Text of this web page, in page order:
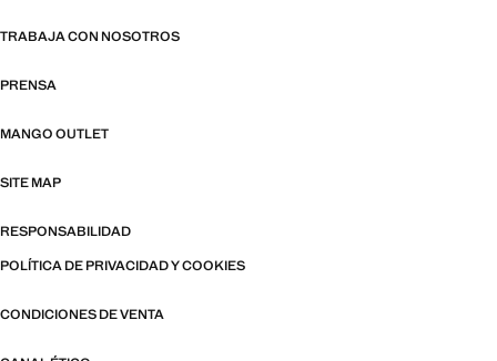
TRABAJA CON NOSOTROS
PRENSA
MANGO OUTLET
SITE MAP
RESPONSABILIDAD
POLÍTICA DE PRIVACIDAD Y COOKIES
CONDICIONES DE VENTA